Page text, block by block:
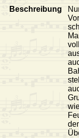
Beschreibung